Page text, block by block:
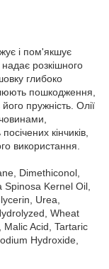
і пом'якшує
розкішного
глибоко
пошкодження,
пружність. Олії
кінчиків,
використання.
Dimethiconol,
Spinosa Kernel Oil,
Urea,
Wheat
Acid, Tartaric
Hydroxide,